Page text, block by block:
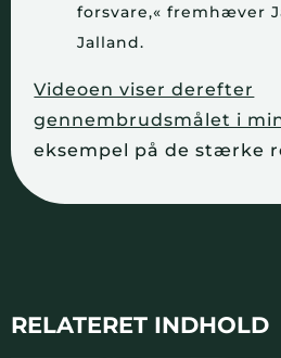
forsvare,« fremhæver
Jalland.
Videoen viser derefter
gennembrudsmålet i
eksempel på de stærke
RELATERET INDHOLD